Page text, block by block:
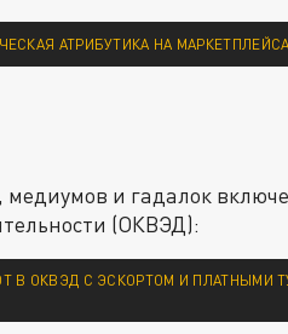
АТРИБУТИКА НА
медиумов и гадалок
(ОКВЭД):
В ОКВЭД С ЭСКОРТОМ И ПЛАТНЫМИ